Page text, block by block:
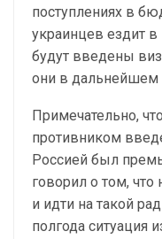
поступлениях в
украинцев ездит в
будут введены
они в дальнейшем
Примечательно,
противником
Россией был
говорил о том, что
и идти на такой
полгода ситуация